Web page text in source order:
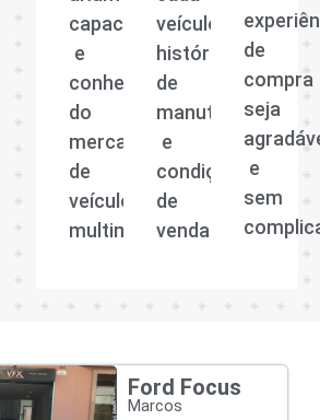
capacitada
e
conhecedora
do
mercado
de
veículos
multimarcas.
veículo,
histórico
de
manutenção
e
condições
de
venda.
de
compra
seja
e
sem
Ford Focus
Marcos